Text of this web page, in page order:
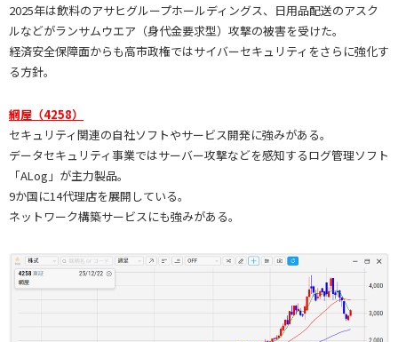
2025年は飲料のアサヒグループホールディングス、日用品配送のアスク
ルなどがランサムウエア（身代金要求型）攻撃の被害を受けた。
経済安全保障面からも高市政権ではサイバーセキュリティをさらに強化す
る方針。
網屋（4258）
セキュリティ関連の自社ソフトやサービス開発に強みがある。
データセキュリティ事業ではサーバー攻撃などを感知するログ管理ソフト
「ALog」が主力製品。
9か国に14代理店を展開している。
ネットワーク構築サービスにも強みがある。